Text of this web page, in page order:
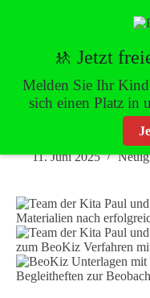
Unsere Kitas setzen auf
11. Juni 2025
🚸 Jetzt
Melden Sie Ihr
sich einen Platz in